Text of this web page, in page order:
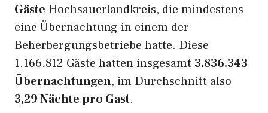
Gäste Hochsauerlandkreis, die mindestens
eine Übernachtung in einem der
Beherbergungsbetriebe hatte. Diese
1.166.812 Gäste hatten insgesamt 3.836.343
Übernachtungen, im Durchschnitt also
3,29 Nächte pro Gast.